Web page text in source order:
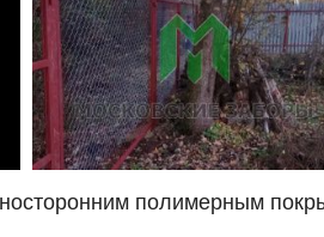
полимерным